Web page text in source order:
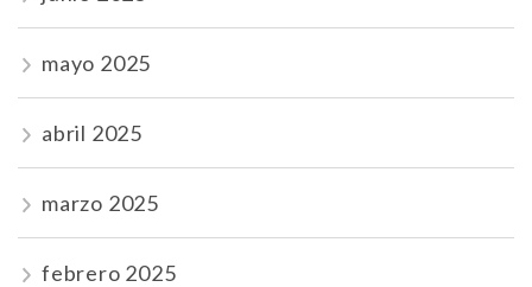
mayo 2025
abril 2025
marzo 2025
febrero 2025